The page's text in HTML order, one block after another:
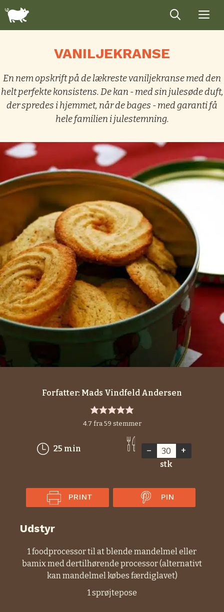
indhold
VANILJEKRANSE
En nem opskrift på de lækreste vaniljekranse med den
helt perfekte konsistens. De kan - med sin julesøde duft,
der spredes i hjemmet, når de bages - med garanti få
hele familien i julestemning.
Forfatter: Mads Vindfeld Andersen
4.7 fra 59 stemmer
25 minutter
min –
+
stk
PRINT PIN
Udstyr
1 foodprocessortil at blende mandelmel eller
bamix med dertilhørende processor (alternativt
kan mandelmel købes færdiglavet)
1 sprøjtepose